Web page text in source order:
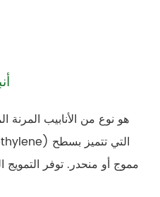
مموج أو منحدر. توفر التمويج